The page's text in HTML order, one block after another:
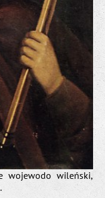
wojewodo wileński,